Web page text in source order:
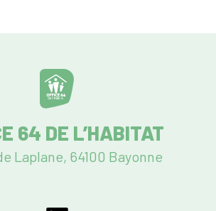
64 DE L’HABITAT
Laplane, 64100 Bayonne